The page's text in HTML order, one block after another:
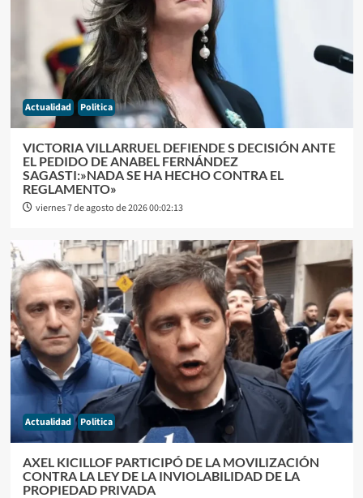
Actualidad Politica
VICTORIA VILLARRUEL DEFIENDE S DECISIÓN ANTE
EL PEDIDO DE ANABEL FERNÁNDEZ
SAGASTI:»NADA SE HA HECHO CONTRA EL
REGLAMENTO»
viernes 7 de agosto de 2026 00:02:13
Actualidad Politica
AXEL KICILLOF PARTICIPÓ DE LA MOVILIZACIÓN
CONTRA LA LEY DE LA INVIOLABILIDAD DE LA
PROPIEDAD PRIVADA